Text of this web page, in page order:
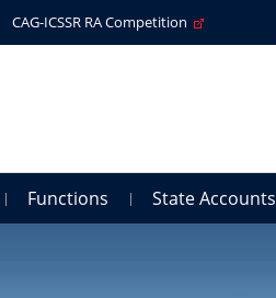
CAG-ICSSR RA Competition
Functions State Accounts